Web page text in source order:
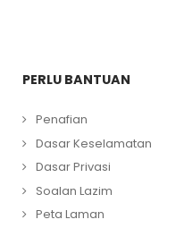
PERLU BANTUAN
Penafian
Dasar Keselamatan
Dasar Privasi
Soalan Lazim
Peta Laman